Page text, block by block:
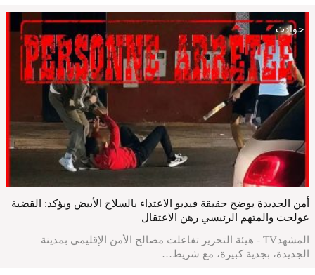
حوادث
أمن الجديدة يوضح حقيقة فيديو الاعتداء بالسلاح الأبيض ويؤكد: القضية
عولجت والمتهم الرئيسي رهن الاعتقال
المشهدTV - هيئة التحرير تفاعلت مصالح الأمن الإقليمي بمدينة
الجديدة، بجدية كبيرة، مع شريط…